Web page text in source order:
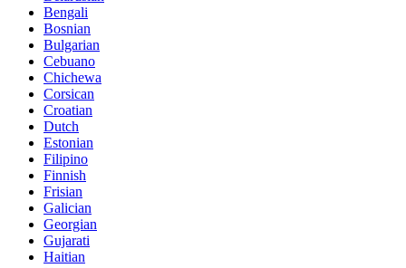
Bengali
Bosnian
Bulgarian
Cebuano
Chichewa
Corsican
Croatian
Dutch
Estonian
Filipino
Finnish
Frisian
Galician
Georgian
Gujarati
Haitian